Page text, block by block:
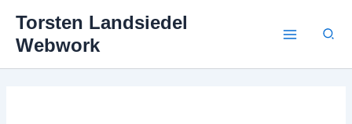
Inhalt
springen
Torsten Landsiedel
Webwork